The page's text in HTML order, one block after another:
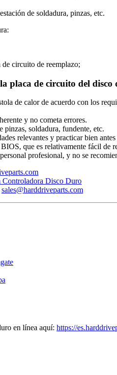
de soldadura, pinzas, etc.
circuito de reemplazo;
placa de circuito del disco
de calor de acuerdo con los
y no cometa errores.
pinzas, soldadura, fundente, etc.
relevantes y practicar bien
que es relativamente fácil
profesional, y no se
Controladora Disco Duro
sales@harddriveparts.com
en línea aquí: https://